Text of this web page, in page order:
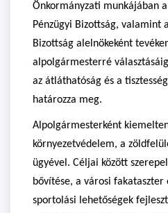
Önkormányzati munkájában
Pénzügyi Bizottság, valamint
Bizottság alelnökeként
alpolgármesterré
az átláthatóság és a
határozza meg.
Alpolgármesterként
környezetvédelem, a
ügyével. Céljai között
bővítése, a városi fakataszter
sportolási lehetőségek